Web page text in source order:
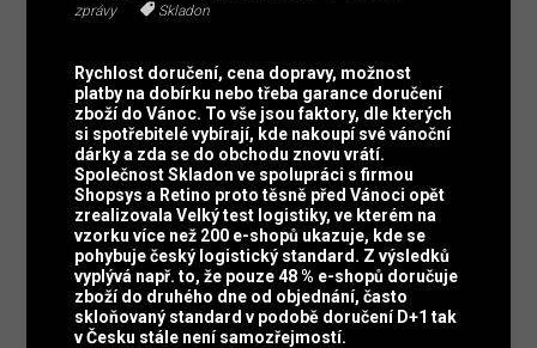
zprávy
Skladon
Rychlost doručení, cena dopravy, možnost
platby na dobírku nebo třeba garance doručení
zboží do Vánoc. To vše jsou faktory, dle kterých
si spotřebitelé vybírají, kde nakoupí své vánoční
dárky a zda se do obchodu znovu vrátí.
Společnost Skladon ve spolupráci s firmou
Shopsys a Retino proto těsně před Vánoci opět
zrealizovala Velký test logistiky, ve kterém na
vzorku více než 200 e-shopů ukazuje, kde se
pohybuje český logistický standard. Z výsledků
vyplývá např. to, že pouze 48 % e-shopů doručuje
zboží do druhého dne od objednání, často
skloňovaný standard v podobě doručení D+1 tak
v Česku stále není samozřejmostí.